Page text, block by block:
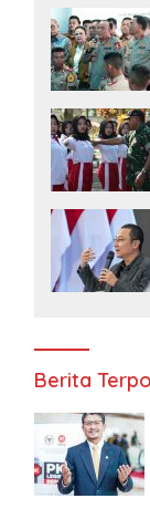
Berita